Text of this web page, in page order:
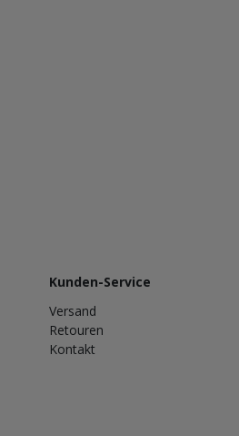
Kunden-Service
Versand
Retouren
Kontakt